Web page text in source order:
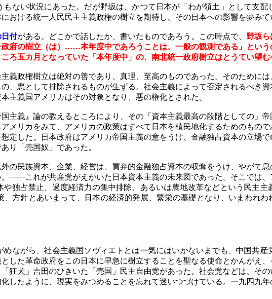
ない状況にあった。だが野坂は、かつて日本が「わが領土」として支配
おける統一人民民主主義政権の樹立を期待し、その日本への影響を夢みて
付がある。どこかで話したか、書いたものであろう。この時点で、 野坂
府の樹立（は）……本年度中であろうことは、一般の観測である」とい
ろ五カ月となっていた「本年度中」の、南北統一政府樹立はとうてい望む
義政権樹立は絶対の善であり、真理、至高のものであった。そのために
、悪として排除されるものが生ずる。社会主義によって否定されるべき
主義国アメリカはその対象となり、悪の権化とされた。
主義』論の教えるところにより、その「資本主義最高の段階としての」
メリカをみて、アメリカの政策はすべて日本を植民地化するためのもの
定した。日本政府はアメリカ帝国主義の意をうけ、金融独占資本の立場
り「売国奴」であった。
の民族資本、企業、経営は、買弁的金融独占資本の収奪をうけ、やがて
――これが共産党がえがいた日本資本主義の未来図であった。そこでは
独占禁止、過度経済力の集中排除、あるいは農地改革などという民主
方針とあいまって、日本の経済的発展、繁栄の基礎となり、いまわれ
ながら、社会主義国ソヴィエトとは一気にはいかないまでも、中国共
した革命政府をこの日本に早急に樹立することを聖なる使命とかんがえ
狂犬」吉田のひきいた「売国」民主自由党があった。社会党などは、そ
したように、現実をみつめることを忘れて迷いつづけている。一九四九